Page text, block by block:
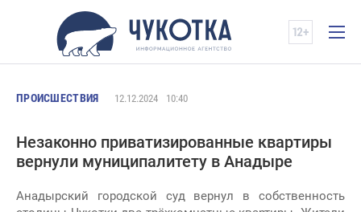
ПРОИСШЕСТВИЯ 12.12.2024 10:40
Незаконно приватизированные квартиры
вернули муниципалитету в Анадыре
Анадырский городской суд вернул в собственность